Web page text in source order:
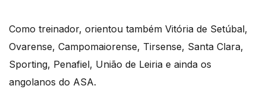
Como treinador, orientou também Vitória de Setúbal,
Ovarense, Campomaiorense, Tirsense, Santa Clara,
Sporting, Penafiel, União de Leiria e ainda os
angolanos do ASA.